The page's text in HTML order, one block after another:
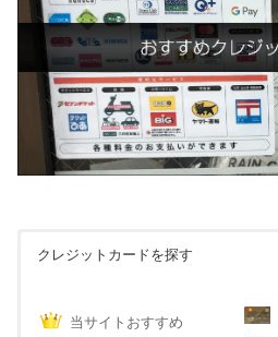
クレジットカードを探す
当サイトおすすめ